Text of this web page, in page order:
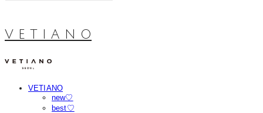
V E T I A N O
VETIANO
new♡
best♡